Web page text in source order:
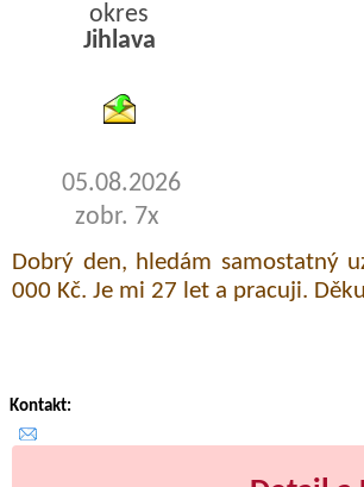
okres
Jihlava
05.08.2026
zobr. 7x
Dobrý den, hledám samostatný
000 Kč. Je mi 27 let a pracuji.
Kontakt: